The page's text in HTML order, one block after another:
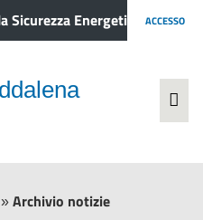
Energetica ACCESSO
» Archivio notizie